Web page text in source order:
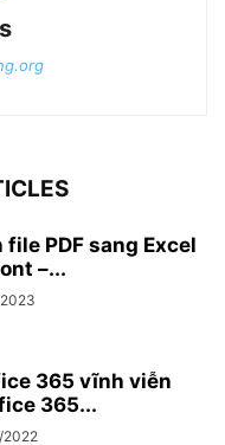
PDF sang Excel
–...
365 vĩnh viễn
365...